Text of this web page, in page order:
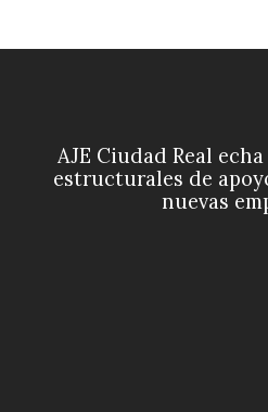
AJE Ciudad Real
estructurales de
nuevas